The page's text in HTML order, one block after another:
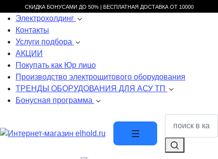
СКИДКА БОНУСАМИ ДО 50% | БЕСПЛАТНАЯ ДОСТАВКА ОТ 10000
Электрохолдинг
Контакты
Услуги подбора
АКЦИИ
Покупать как Юр лицо
Производство электрощитового оборудования
ТРЕНДЫ ОБОРУДОВАНИЯ ДЛЯ АСУ ТП
Бонусная программа